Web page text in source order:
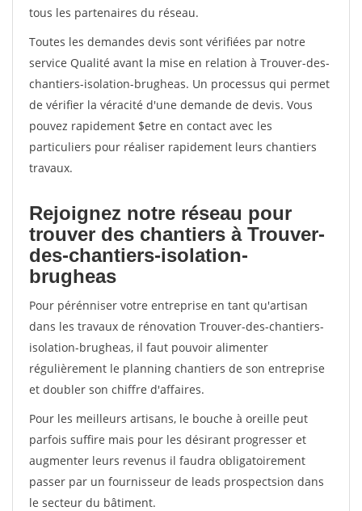
tous les partenaires du réseau.
Toutes les demandes devis sont vérifiées par notre
service Qualité avant la mise en relation à Trouver-des-
chantiers-isolation-brugheas. Un processus qui permet
de vérifier la véracité d'une demande de devis. Vous
pouvez rapidement $etre en contact avec les
particuliers pour réaliser rapidement leurs chantiers
travaux.
Rejoignez notre réseau pour
trouver des chantiers à Trouver-
des-chantiers-isolation-
brugheas
Pour pérénniser votre entreprise en tant qu'artisan
dans les travaux de rénovation Trouver-des-chantiers-
isolation-brugheas, il faut pouvoir alimenter
régulièrement le planning chantiers de son entreprise
et doubler son chiffre d'affaires.
Pour les meilleurs artisans, le bouche à oreille peut
parfois suffire mais pour les désirant progresser et
augmenter leurs revenus il faudra obligatoirement
passer par un fournisseur de leads prospectsion dans
le secteur du bâtiment.